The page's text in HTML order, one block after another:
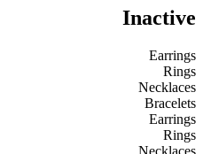
Inactive
Earrings
Rings
Necklaces
Bracelets
Earrings
Rings
Necklaces